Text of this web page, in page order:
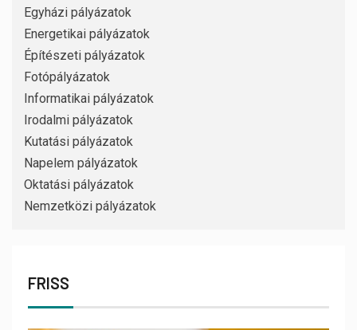
Egyházi pályázatok
Energetikai pályázatok
Építészeti pályázatok
Fotópályázatok
Informatikai pályázatok
Irodalmi pályázatok
Kutatási pályázatok
Napelem pályázatok
Oktatási pályázatok
Nemzetközi pályázatok
FRISS